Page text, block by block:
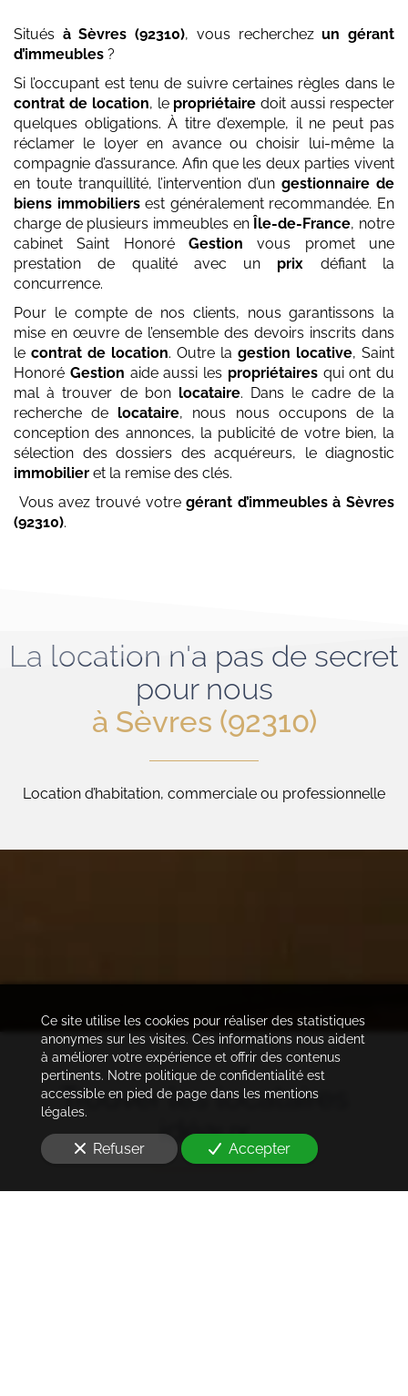
Situés à Sèvres (92310), vous recherchezun gérant
d’immeubles ?
Si l’occupant est tenu de suivre certaines règles dans le
contrat de location, le propriétaire doit aussi respecter
quelques obligations. À titre d’exemple, il ne peut pas
réclamer le loyer en avance ou choisir lui-même la
compagnie d’assurance. Afin que les deux parties vivent
en toute tranquillité, l’intervention d’ungestionnaire de
biens immobiliersest généralement recommandée. En
charge de plusieurs immeubles en Île-de-France, notre
cabinet Saint Honoré Gestion vous promet une
prestation de qualité avec un prix défiant la
concurrence.
Pour le compte de nos clients, nous garantissons la
mise en œuvre de l’ensemble des devoirs inscrits dans
le contrat de location. Outre la gestion locative, Saint
Honoré Gestion aide aussi les propriétairesqui ont du
mal à trouver de bon locataire. Dans le cadre de la
recherche de locataire, nous nous occupons de la
conception des annonces, la publicité de votre bien, la
sélection des dossiers des acquéreurs, le diagnostic
immobilier et la remise des clés.
Vous avez trouvé votregérant d’immeubles à Sèvres
(92310).
La location n'a pas de secret
pour nous
à Sèvres (92310)
Location d’habitation, commerciale ou professionnelle
Trouver les locataires
idéaux
Ce site utilise les cookies pour réaliser des statistiques
anonymes sur les visites. Ces informations nous aident
à améliorer votre expérience et offrir des contenus
pertinents. Notre politique de confidentialité est
accessible en pied de page dans les mentions
légales.
Refuser Accepter